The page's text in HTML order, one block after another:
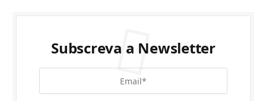
Subscreva a Newsletter